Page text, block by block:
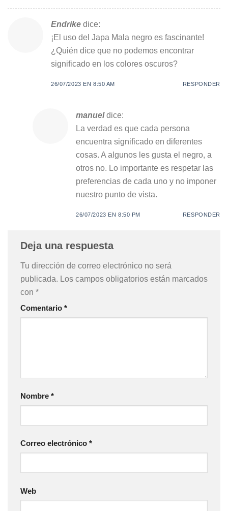
Endrike dice:
¡El uso del Japa Mala negro es fascinante!
¿Quién dice que no podemos encontrar
significado en los colores oscuros?
26/07/2023 EN 8:50 AM RESPONDER
manuel dice:
La verdad es que cada persona
encuentra significado en diferentes
cosas. A algunos les gusta el negro, a
otros no. Lo importante es respetar las
preferencias de cada uno y no imponer
nuestro punto de vista.
26/07/2023 EN 8:50 PM RESPONDER
Deja una respuesta
Tu dirección de correo electrónico no será
publicada. Los campos obligatorios están marcados
con *
Comentario *
Nombre *
Correo electrónico *
Web